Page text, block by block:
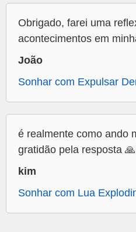
Obrigado, farei uma
acontecimentos em
João
Sonhar com Expulsar
é realmente como ando
gratidão pela resposta
kim
Sonhar com Lua